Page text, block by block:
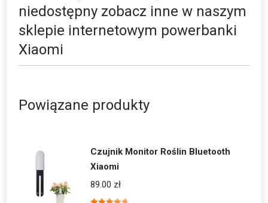
niedostępny zobacz inne w naszym
sklepie internetowym powerbanki
Xiaomi
Powiązane produkty
Czujnik Monitor Roślin Bluetooth
Xiaomi
89.00 zł